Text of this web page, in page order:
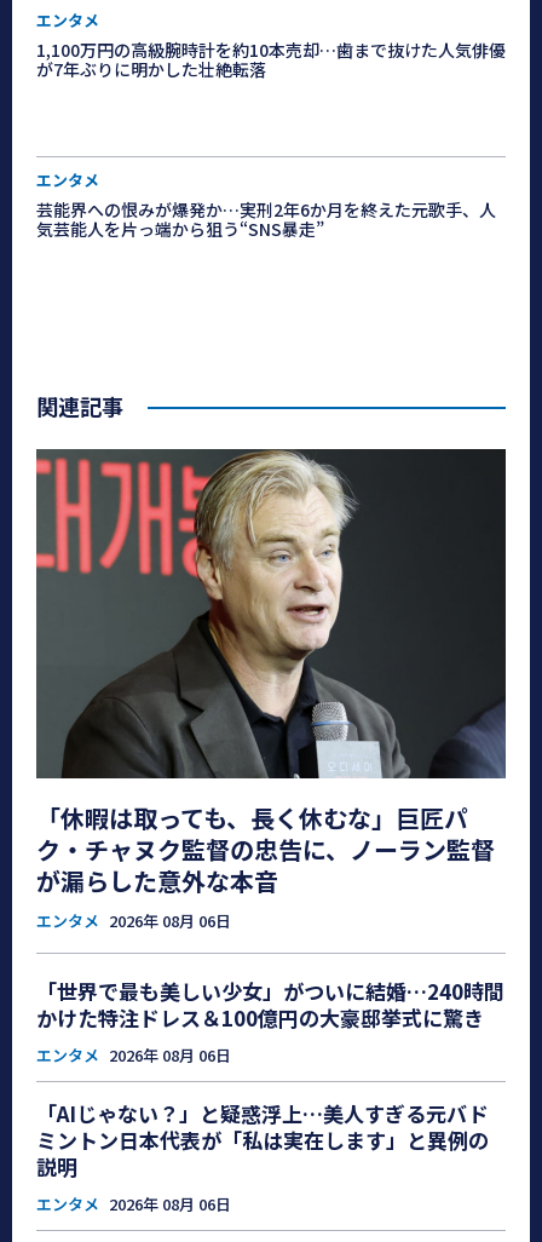
エンタメ
1,100万円の高級腕時計を約10本売却…歯まで抜けた人気俳優
が7年ぶりに明かした壮絶転落
エンタメ
芸能界への恨みが爆発か…実刑2年6か月を終えた元歌手、人
気芸能人を片っ端から狙う“SNS暴走”
関連記事
「休暇は取っても、長く休むな」巨匠パ
ク・チャヌク監督の忠告に、ノーラン監督
が漏らした意外な本音
エンタメ 2026年 08月 06日
「世界で最も美しい少女」がついに結婚…240時間
かけた特注ドレス＆100億円の大豪邸挙式に驚き
エンタメ 2026年 08月 06日
「AIじゃない？」と疑惑浮上…美人すぎる元バド
ミントン日本代表が「私は実在します」と異例の
説明
エンタメ 2026年 08月 06日